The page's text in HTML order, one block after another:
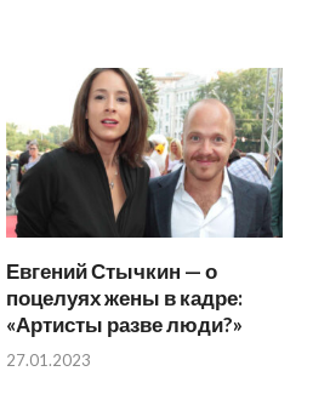
Евгений Стычкин — о
поцелуях жены в кадре:
«Артисты разве люди?»
27.01.2023